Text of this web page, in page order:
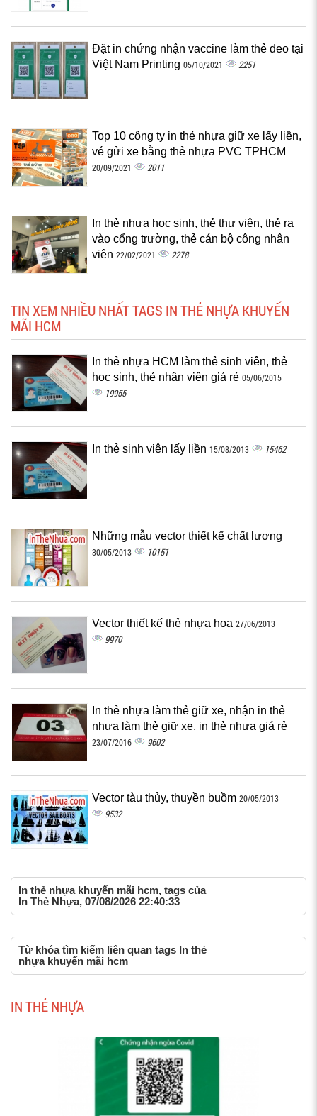
Đặt in chứng nhận vaccine làm thẻ đeo tại
Việt Nam Printing 05/10/2021 2251
Top 10 công ty in thẻ nhựa giữ xe lấy liền,
vé gửi xe bằng thẻ nhựa PVC TPHCM
20/09/2021 2011
In thẻ nhựa học sinh, thẻ thư viện, thẻ ra
vào cổng trường, thẻ cán bộ công nhân
viên 22/02/2021 2278
TIN XEM NHIỀU NHẤT TAGS IN THẺ NHỰA KHUYẾN
MÃI HCM
In thẻ nhựa HCM làm thẻ sinh viên, thẻ
học sinh, thẻ nhân viên giá rẻ 05/06/2015
19955
In thẻ sinh viên lấy liền 15/08/2013 15462
Những mẫu vector thiết kế chất lượng
30/05/2013 10151
Vector thiết kế thẻ nhựa hoa 27/06/2013
9970
In thẻ nhựa làm thẻ giữ xe, nhận in thẻ
nhựa làm thẻ giữ xe, in thẻ nhựa giá rẻ
23/07/2016 9602
Vector tàu thủy, thuyền buồm 20/05/2013
9532
In thẻ nhựa khuyến mãi hcm, tags của
In Thẻ Nhựa, 07/08/2026 22:40:33
Từ khóa tìm kiếm liên quan tags In thẻ
nhựa khuyến mãi hcm
IN THẺ NHỰA